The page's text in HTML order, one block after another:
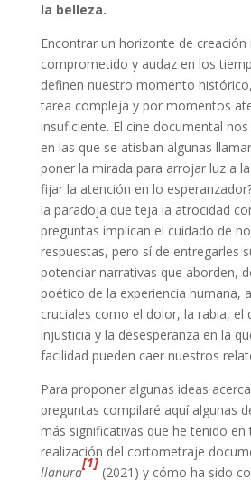
la belleza.
Encontrar un horizonte de creación
comprometido y audaz en los
definen nuestro momento
tarea compleja y por momentos
insuficiente. El cine documental
en las que se atisban algunas
poner la mirada para arrojar luz a
fijar la atención en lo
la paradoja que teja la atrocidad
preguntas implican el cuidado de
respuestas, pero sí de entregarles
potenciar narrativas que aborden,
poético de la experiencia humana,
cruciales como el dolor, la rabia, el
injusticia y la desesperanza en la
facilidad pueden caer nuestros
Para proponer algunas ideas
preguntas compilaré aquí algunas
más significativas que he tenido en
realización del cortometraje
llanura
[1]
(2021) y cómo ha sido